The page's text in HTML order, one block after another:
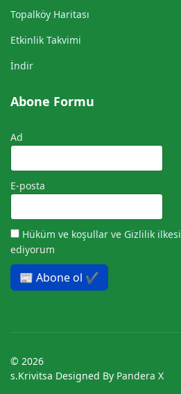
Topalköy Haritası
Etkinlik Takvimi
İndir
Abone Formu
Ad
E-posta
Hüküm ve koşullar ve Gizlilik ilkesi
ediyorum
📰 Abone ol ✔️
© 2026
s.Krivitsa Designed By Pandera X